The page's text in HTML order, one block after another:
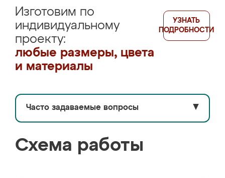
Изготовим по
индивидуальному
проекту:
любые размеры, цвета
и материалы
УЗНАТЬ
ПОДРОБНОСТИ
Часто задаваемые вопросы ▼
Схема работы